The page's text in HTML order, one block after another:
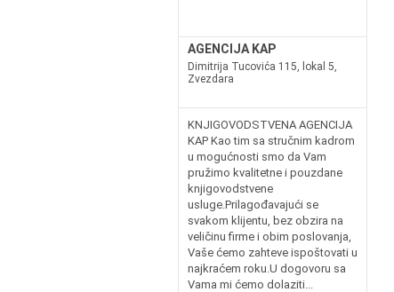
AGENCIJA KAP
Dimitrija Tucovića 115, lokal 5,
Zvezdara
KNJIGOVODSTVENA AGENCIJA
KAP Kao tim sa stručnim kadrom
u mogućnosti smo da Vam
pružimo kvalitetne i pouzdane
knjigovodstvene
usluge.Prilagođavajući se
svakom klijentu, bez obzira na
veličinu firme i obim poslovanja,
Vaše ćemo zahteve ispoštovati u
najkraćem roku.U dogovoru sa
Vama mi ćemo dolaziti...